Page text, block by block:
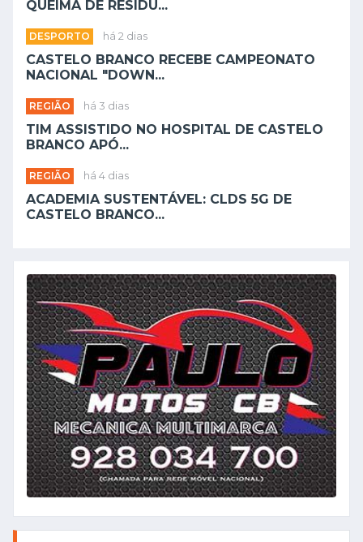
QUEIMA DE RESÍDU...
DESPORTO há 2 dias
CASTELO BRANCO RECEBE CAMPEONATO
NACIONAL "DOWN...
REGIÃO há 3 dias
TIM ASSISTIDO NO HOSPITAL DE CASTELO
BRANCO APÓ...
REGIÃO há 4 dias
ACADEMIA SUSTENTÁVEL: CLDS 5G DE
CASTELO BRANCO...